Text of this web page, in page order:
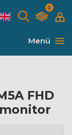
0
Menü
FHD